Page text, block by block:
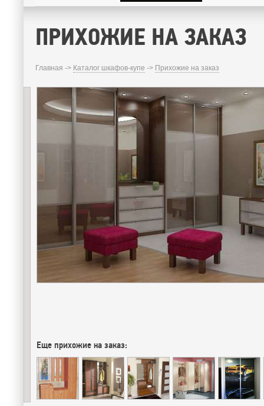
ПРИХОЖИЕ НА ЗАКАЗ
Главная -> Каталог шкафов-купе -> Прихожие на заказ
Еще прихожие на заказ: